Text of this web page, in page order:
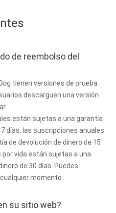
de reembolso del
tienen versiones de prueba.
descarguen una versión
están sujetas a una garantía
días, las suscripciones anuales
de devolución de dinero de 15
vida están sujetas a una
de 30 días. Puedes
momento.
su sitio web?